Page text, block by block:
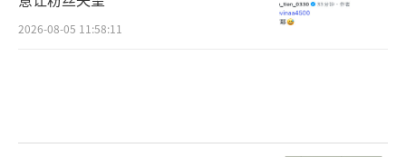
2026-08-05 11:58:11